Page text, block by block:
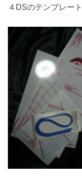
４DSのテンプレー